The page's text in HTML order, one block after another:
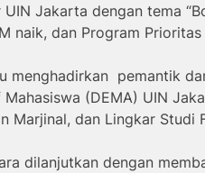
Jakarta dengan tema
naik, dan Program Prioritas
menghadirkan pemantik
(DEMA) UIN
Marjinal, dan Lingkar Studi
dilanjutkan dengan